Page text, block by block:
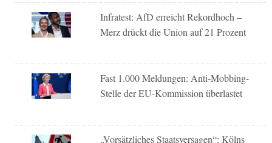
Infratest: AfD erreicht Rekordhoch –
Merz drückt die Union auf 21 Prozent
Fast 1.000 Meldungen: Anti-Mobbing-
Stelle der EU-Kommission überlastet
„Vorsätzliches Staatsversagen“: Kölns